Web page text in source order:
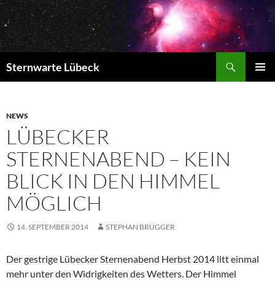
Zum
Inhalt
springen
Sternwarte Lübeck
NEWS
LÜBECKER
STERNENABEND – KEIN
BLICK IN DEN HIMMEL
MÖGLICH
14. SEPTEMBER 2014 STEPHAN BRÜGGER
Der gestrige Lübecker Sternenabend Herbst 2014 litt einmal
mehr unter den Widrigkeiten des Wetters. Der Himmel